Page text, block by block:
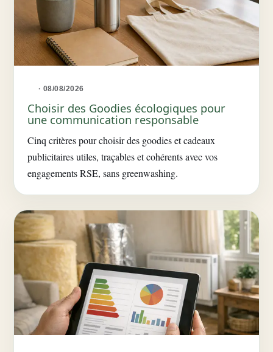
· 08/08/2026
Choisir des Goodies écologiques pour
une communication responsable
Cinq critères pour choisir des goodies et cadeaux
publicitaires utiles, traçables et cohérents avec vos
engagements RSE, sans greenwashing.